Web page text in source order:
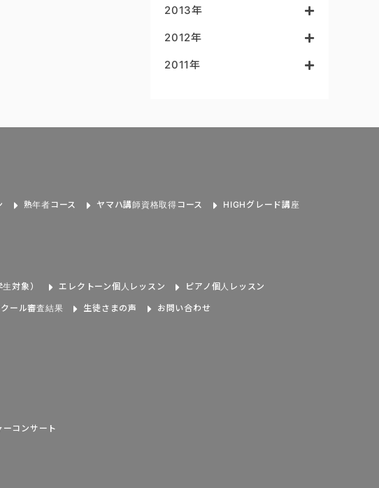
2013年
2012年
2011年
熟年者コース ヤマハ講師資格取得コース HIGHグレード講座
対象） エレクトーン個人レッスン ピアノ個人レッスン
クール審査結果 生徒さまの声 お問い合わせ
ーコンサート